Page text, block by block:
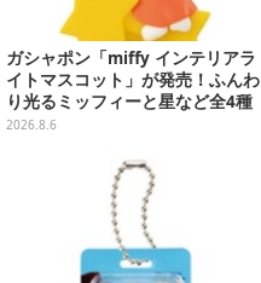
ガシャポン「miffy インテリアラ
イトマスコット」が発売！ふんわ
り光るミッフィーと星など全4種
ラインナップ
2026.8.6